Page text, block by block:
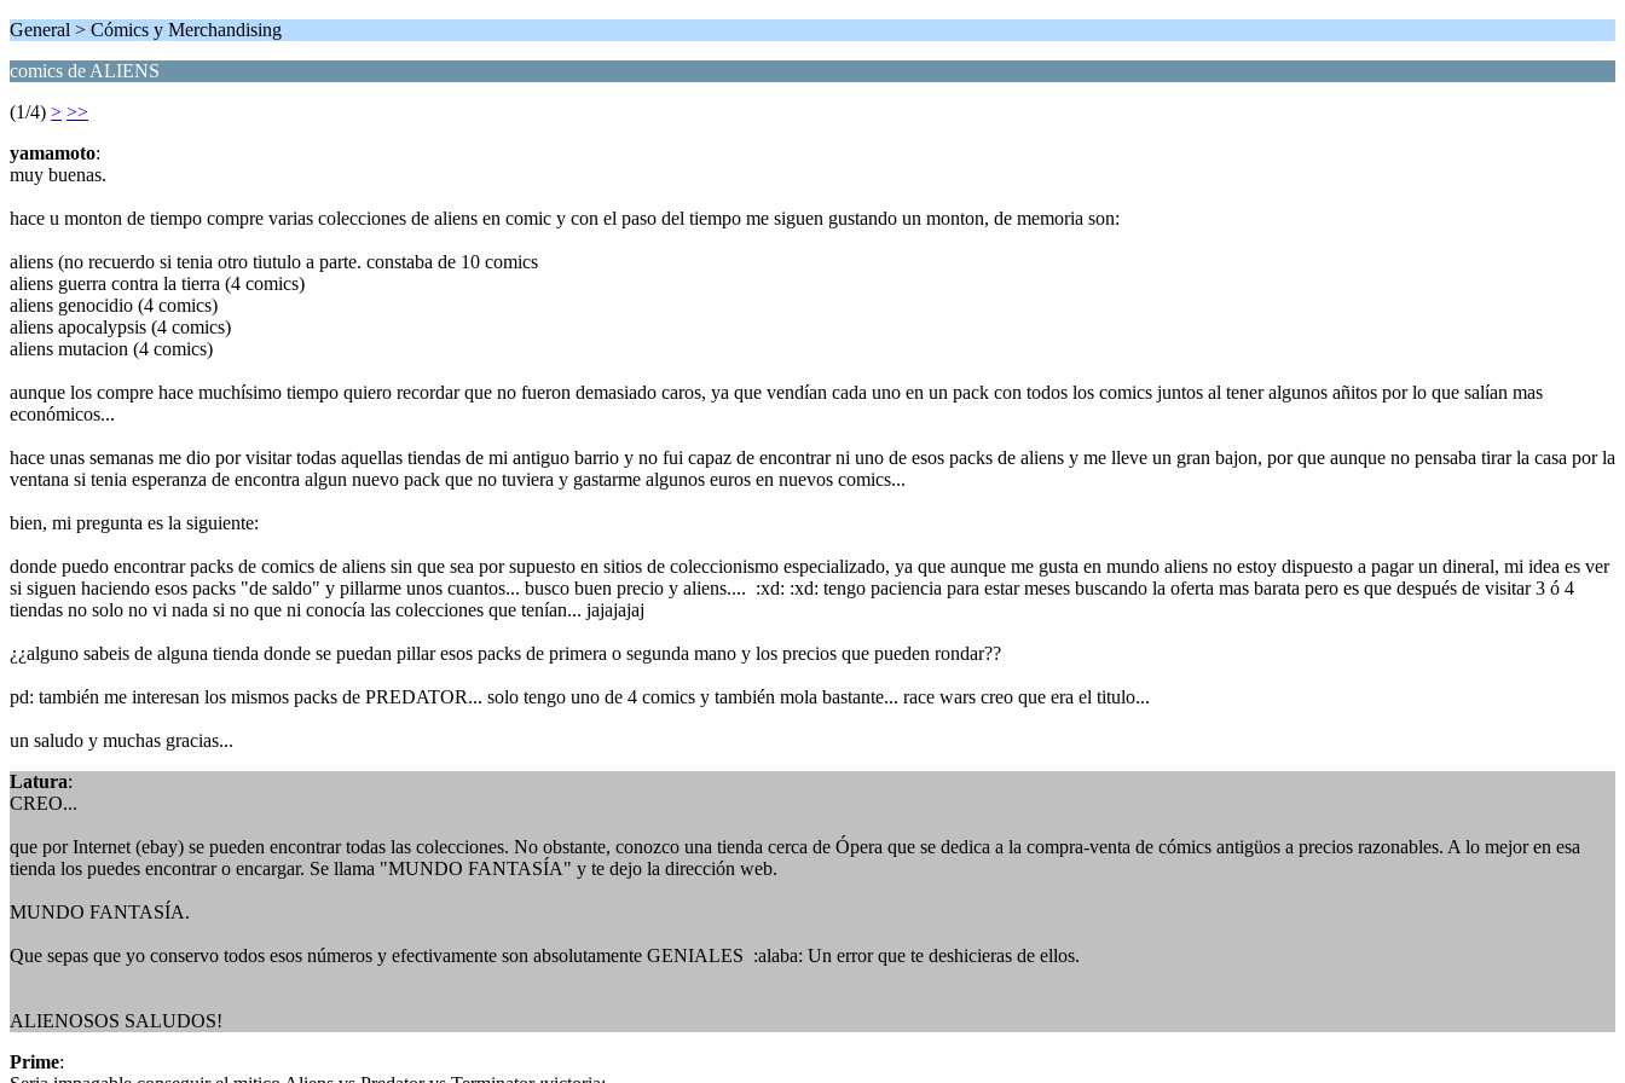
General > Cómics y Merchandising
comics de ALIENS
(1/4) > >>
yamamoto:
muy buenas.
hace u monton de tiempo compre varias colecciones de aliens en comic y con el paso del tiempo me siguen gustando un monton, de memoria son:
aliens (no recuerdo si tenia otro tiutulo a parte. constaba de 10 comics
aliens guerra contra la tierra (4 comics)
aliens genocidio (4 comics)
aliens apocalypsis (4 comics)
aliens mutacion (4 comics)
aunque los compre hace muchísimo tiempo quiero recordar que no fueron demasiado caros, ya que vendían cada uno en un pack con todos los comics juntos al tener algunos añitos por lo que salían mas
económicos...
hace unas semanas me dio por visitar todas aquellas tiendas de mi antiguo barrio y no fui capaz de encontrar ni uno de esos packs de aliens y me lleve un gran bajon, por que aunque no pensaba tirar la casa por la
ventana si tenia esperanza de encontra algun nuevo pack que no tuviera y gastarme algunos euros en nuevos comics...
bien, mi pregunta es la siguiente:
donde puedo encontrar packs de comics de aliens sin que sea por supuesto en sitios de coleccionismo especializado, ya que aunque me gusta en mundo aliens no estoy dispuesto a pagar un dineral, mi idea es ver
si siguen haciendo esos packs "de saldo" y pillarme unos cuantos... busco buen precio y aliens.... :xd: :xd: tengo paciencia para estar meses buscando la oferta mas barata pero es que después de visitar 3 ó 4
tiendas no solo no vi nada si no que ni conocía las colecciones que tenían... jajajajaj
¿¿alguno sabeis de alguna tienda donde se puedan pillar esos packs de primera o segunda mano y los precios que pueden rondar??
pd: también me interesan los mismos packs de PREDATOR... solo tengo uno de 4 comics y también mola bastante... race wars creo que era el titulo...
un saludo y muchas gracias...
Latura:
CREO...
que por Internet (ebay) se pueden encontrar todas las colecciones. No obstante, conozco una tienda cerca de Ópera que se dedica a la compra-venta de cómics antigüos a precios razonables. A lo mejor en esa
tienda los puedes encontrar o encargar. Se llama "MUNDO FANTASÍA" y te dejo la dirección web.
MUNDO FANTASÍA.
Que sepas que yo conservo todos esos números y efectivamente son absolutamente GENIALES :alaba: Un error que te deshicieras de ellos.
ALIENOSOS SALUDOS!
Prime: